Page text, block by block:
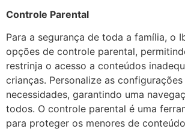
Controle Parental
Para a segurança de toda a família, o
opções de controle parental,
restrinja o acesso a conteúdos
crianças. Personalize as
necessidades, garantindo uma
todos. O controle parental é uma
para proteger os menores de